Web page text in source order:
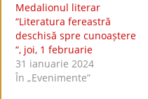
Medalionul literar
“Literatura fereastră
deschisă spre cunoaștere
“, joi, 1 februarie
31 ianuarie 2024
În „Evenimente”